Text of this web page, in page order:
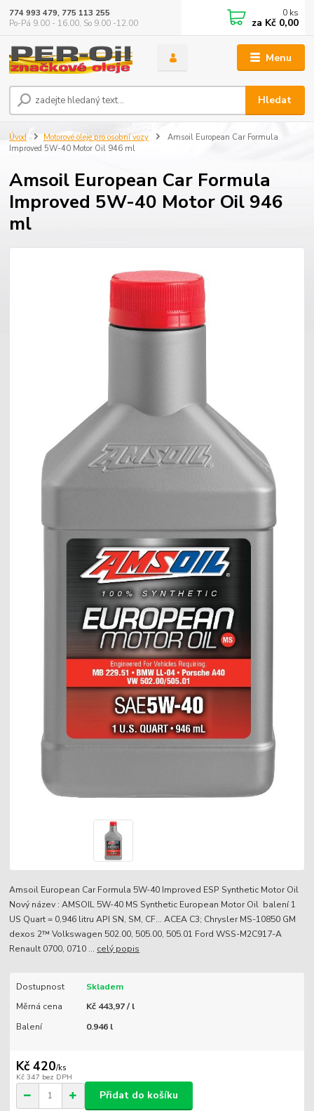
Menu
Hledat
774 993 479, 775 113 255
Po-Pá 9.00 - 16.00, So 9.00 -12.00
0 ks
za Kč 0,00
Úvod Motorové oleje pro osobní vozy
Amsoil European Car Formula
Improved 5W-40 Motor Oil 946 ml
Amsoil European Car Formula
Improved 5W-40 Motor Oil 946
ml
Amsoil European Car Formula 5W-40 Improved ESP Synthetic Motor Oil
Nový název : AMSOIL 5W-40 MS Synthetic European Motor Oil balení 1
US Quart = 0,946 litru API SN, SM, CF... ACEA C3; Chrysler MS-10850 GM
dexos 2™ Volkswagen 502.00, 505.00, 505.01 Ford WSS-M2C917-A
Renault 0700, 0710 ... celý popis
Dostupnost
Skladem
Měrná cena
Kč 443,97 / l
Balení
0.946 l
Kč 420/ks
Kč 347 bez DPH
Přidat do košíku